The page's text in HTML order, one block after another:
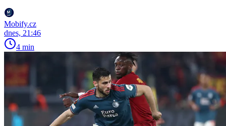
Mobify.cz
dnes, 21:46
4 min